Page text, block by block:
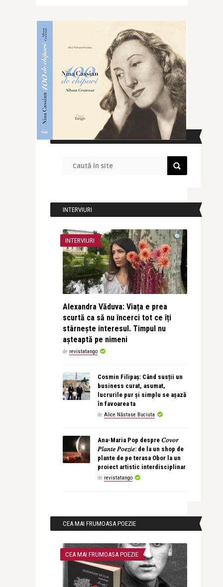
CAUTĂ ÎN SITE
INTERVIURI
INTERVIURI
Alexandra Văduva: Viața e prea
scurtă ca să nu încerci tot ce îți
stârnește interesul. Timpul nu
așteaptă pe nimeni
de revistatango
Cosmin Filipaș: Când susții un
business curat, asumat,
lucrurile pur și simplu se așază
în favoarea ta
de Alice Năstase Buciuta
Ana-Maria Pop despre 𝐶𝑜𝑣𝑜𝑟
𝑃𝑙𝑎𝑛𝑡𝑒 𝑃𝑜𝑒𝑧𝑖𝑒: de la un shop de
plante de pe terasa Obor la un
proiect artistic interdisciplinar
de revistatango
CEA MAI FRUMOASA POEZIE
CEA MAI FRUMOASA POEZIE